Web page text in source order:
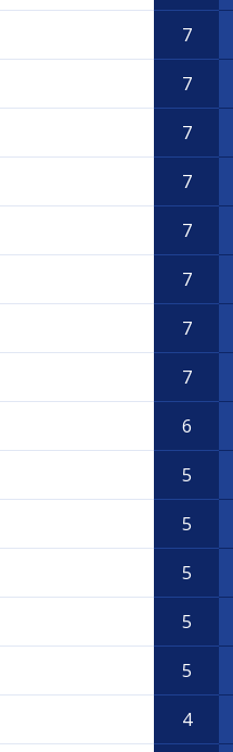
7
7
7
7
7
7
7
7
6
5
5
5
5
5
4